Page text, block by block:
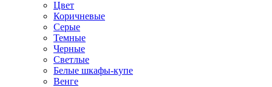
Цвет
Коричневые
Серые
Темные
Черные
Светлые
Белые шкафы-купе
Венге